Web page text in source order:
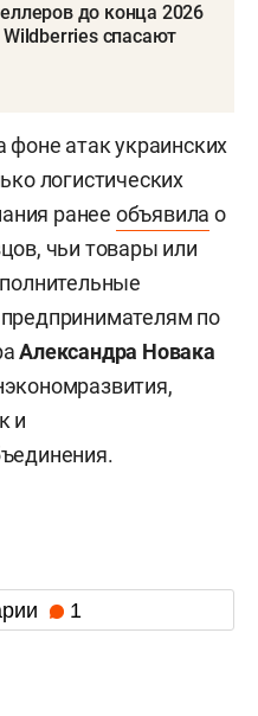
до конца 2026
спасают
фоне атак украинских
логистических
ранее объявила о
чьи товары или
по
Александра Новака
и
1